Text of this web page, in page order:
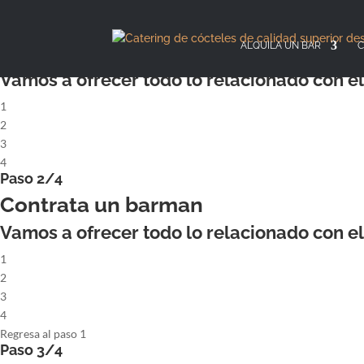
ALQUILA UN COCKTAILBAR
Vamos a ofrecer todo lo relacionado con
1
2
3
4
Paso 2/4
Contrata un barman
Vamos a ofrecer todo lo relacionado con
1
2
3
4
Regresa al paso 1
Paso 3/4
ALQUILA UN BAR